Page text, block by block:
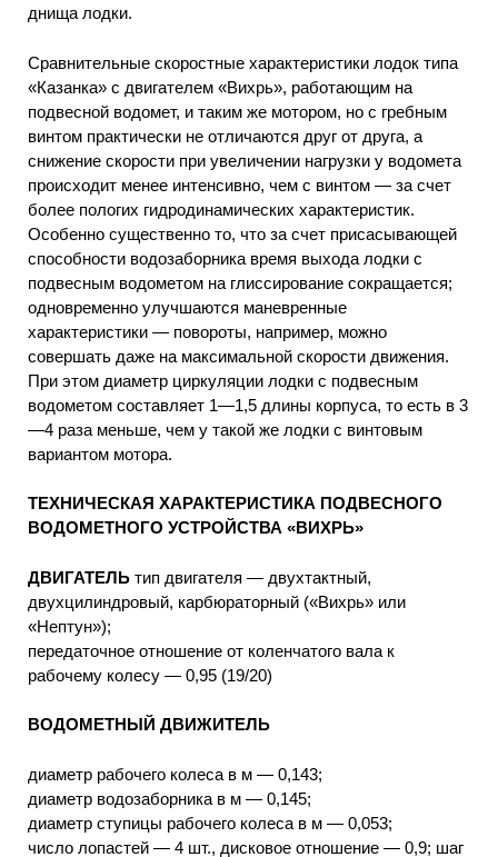
днища лодки.
Сравнительные скоростные характеристики лодок типа
«Казанка» с двигателем «Вихрь», работающим на
подвесной водомет, и таким же мотором, но с гребным
винтом практически не отличаются друг от друга, а
снижение скорости при увеличении нагрузки у водомета
происходит менее интенсивно, чем с винтом — за счет
более пологих гидродинамических характеристик.
Особенно существенно то, что за счет присасывающей
способности водозаборника время выхода лодки с
подвесным водометом на глиссирование сокращается;
одновременно улучшаются маневренные
характеристики — повороты, например, можно
совершать даже на максимальной скорости движения.
При этом диаметр циркуляции лодки с подвесным
водометом составляет 1—1,5 длины корпуса, то есть в 3
—4 раза меньше, чем у такой же лодки с винтовым
вариантом мотора.
ТЕХНИЧЕСКАЯ ХАРАКТЕРИСТИКА ПОДВЕСНОГО
ВОДОМЕТНОГО УСТРОЙСТВА «ВИХРЬ»
ДВИГАТЕЛЬ тип двигателя — двухтактный,
двухцилиндровый, карбюраторный («Вихрь» или
«Нептун»);
передаточное отношение от коленчатого вала к
рабочему колесу — 0,95 (19/20)
ВОДОМЕТНЫЙ ДВИЖИТЕЛЬ
диаметр рабочего колеса в м — 0,143;
диаметр водозаборника в м — 0,145;
диаметр ступицы рабочего колеса в м — 0,053;
число лопастей — 4 шт., дисковое отношение — 0,9; шаг